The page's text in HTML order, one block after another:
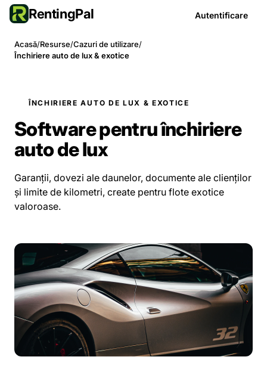
RentingPal Autentificare
Acasă/Resurse/Cazuri de utilizare/
Închiriere auto de lux & exotice
ÎNCHIRIERE AUTO DE LUX & EXOTICE
Software pentru închiriere
auto de lux
Garanții, dovezi ale daunelor, documente ale clienților
și limite de kilometri, create pentru flote exotice
valoroase.